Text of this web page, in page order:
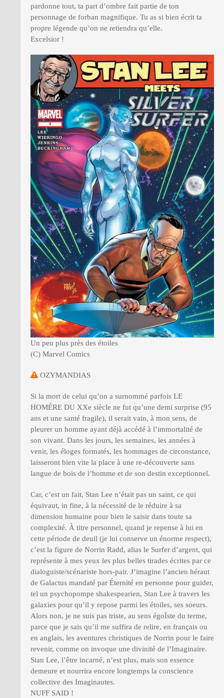
pardonne tout, ta part d’ombre fait partie de ton
personnage de forban magnifique. Tu as si bien écrit ta
propre légende qu’on ne retiendra qu’elle.
Excelsior !
Un peu plus près des étoiles
(C) Marvel Comics
OZYMANDIAS
Si la mort de celui qu’on a surnommé parfois LE
HOMÈRE DU XXe siècle ne fut qu’une demi surprise (95
ans et une santé fragile), il serait vain, à mon sens, de
pleurer un homme ayant déjà accédé à l’immortalité de
son vivant. Dans les jours, les semaines, les années à
venir, les éloges formatés, les hommages de circonstance,
laisseront bien vite la place à une re-découverte sans
langue de bois de l’homme et de son destin exceptionnel.
Car, c’est un fait, Stan Lee n’était pas un saint, ce qui
équivaut, in fine, à la nécessité de le réduire à sa
dimension humaine pour bien le saisir dans toute sa
complexité. À titre personnel, quand je repense à lui en
cette période de deuil (je lui conserve un énorme respect),
c’est la figure de Norrin Radd, alias le Surfer d’argent, qui
représente à mes yeux les plus belles tirades écrites par ce
dialoguiste/scénariste hors-pair. J’imagine l’ancien héraut
de Galactus mandaté par Éternité en personne pour guider,
tel un psychopompe shakespearien, Stan Lee à travers les
galaxies pour qu’il y repose parmi les étoiles, ses soeurs.
Alors non, je ne suis pas triste, au sens égoÏste du terme,
parce que je sais qu’il me suffira de relire, en français ou
en anglais, les aventures christiques de Norrin pour le faire
revenir, comme on invoque une divinité de l’Imaginaire.
Stan Lee, l’être incarné, n’est plus, mais son essence
demeure et nourrira encore longtemps la conscience
collective des Imaginautes.
NUFF SAID !